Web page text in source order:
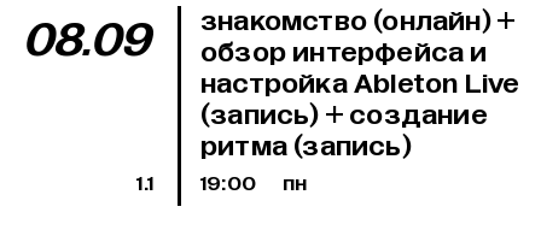
08.09
знакомство (онлайн) +
обзор интерфейса и
настройка Ableton Live
(запись) + создание
ритма (запись)
1.1 19:00 пн